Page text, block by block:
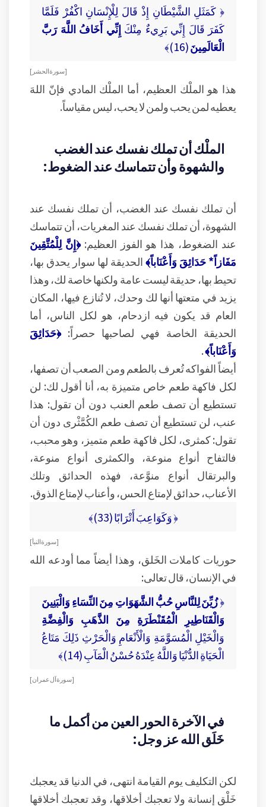
﴿ كَمَثَلِ الشَّيْطَانِ إِذْ قَالَ لِلْإِنْسَانِ اكْفُرْ فَلَمَّا
كَفَرَ قَالَ إِنِّي بَرِيءٌ مِنْكَ إِنِّي أَخَافُ اللَّهَ رَبَّ
الْعَالَمِينَ(16)﴾
[ سورة الحشر ]
هذا هو الملْك العظيم، أما الملْك المادي فإنّ اللهَ
يعطيه لمن يحب ولمن لا يحب، ليس مقياساً.
الملْك أن تملك نفسك عند الغضب
والشهوة وأن تتماسك عند الضغوط:
أن تملك نفسك عند الغضب، أن تملك نفسك عند
الشهوة، أن تملك نفسك عند المغريات، أن تتماسك
عند الضغوط، هذا هو الفوز العظيم:﴿إِنَّ لِلْمُتَّقِينَ
مَفَازاً* حَدَائِقَ وَأَعْنَاباً﴾الحديقة لها سوار يحدق بها،
تحيط بها، حديقة ليست عامة ولكنها خاصة لك، وهذا
يزيد في متعتها أنها لك وحدك، لا تُنازع فيها، المكان
العام قد يكون فيه ازدحام، هو لكل الناس، أما
الحديقة الخاصة فهي لصاحبها حصراً:﴿حَدَائِقَ
وَأَعْنَاباً﴾.
أيضاً الفواكه تُعرف بالطعم ومن الصعب أن تصفها،
لكل فاكهة طعم خاص متميزة به، أنا أقول لك: لن
تستطيع أن تصف طعم العنب دون أن تقول: هذا
عنب، لن تستطيع أن تصف طعم الكُمَّثْرى دون أن
تقول: كمثرى، لكل فاكهة طعم متميز، وهو محبب،
فالتفاح أنواع منوعة، والكمثرى أنواع منوعة،
والبرتقال أنواع منوَّعة، فهذه الحدائق وتلك
الأعناب، حدائق لإمتاع الحس، وأعناب لإمتاع الذوق.
﴿ وَكَوَاعِبَ أَتْرَابًا (33)﴾
[ سورة النبأ ]
حوريات كاملات الخَلق، وهذا أيضاً مما أودعه الله
في الإنسان، قال تعالى:
﴿زُيِّنَ لِلنَّاسِ حُبُّ الشَّهَوَاتِ مِنَ النِّسَاءِ وَالْبَنِينَ
وَالْقَنَاطِيرِ الْمُقَنْطَرَةِ مِنَ الذَّهَبِ وَالْفِضَّةِ
وَالْخَيْلِ الْمُسَوَّمَةِ وَالْأَنْعَامِ وَالْحَرْثِ ذَلِكَ مَتَاعُ
الْحَيَاةِ الدُّنْيَا وَاللَّهُ عِنْدَهُ حُسْنُ الْمَآبِ (14)﴾
[ سورة آل عمران ]
في الآخرة الحور العين من أكمل ما
خَلَق الله عز وجل:
لكن التكليف يوم القيامة انتهى، في الدنيا قد يعجبك
خَلْق إنسانة ولا تعجبك أخلاقها، وقد تعجبك أخلاقها